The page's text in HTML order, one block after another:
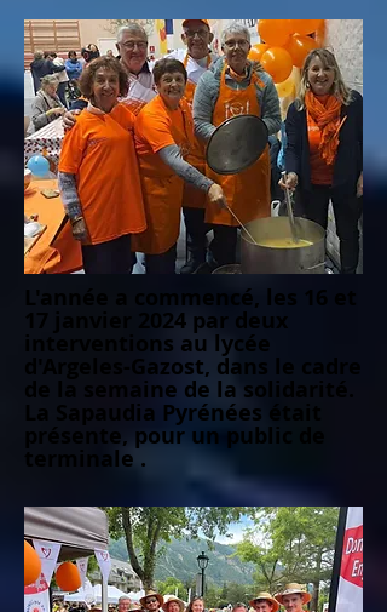
L'année a commencé, les 16 et
17 janvier 2024 par deux
interventions au lycée
d'Argeles-Gazost, dans le cadre
de la semaine de la solidarité.
La Sapaudia Pyrénées était
présente, pour un public de
terminale .